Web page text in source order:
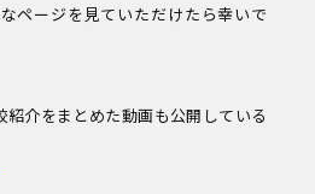
ページを見ていただけたら幸いで
紹介をまとめた動画も公開している